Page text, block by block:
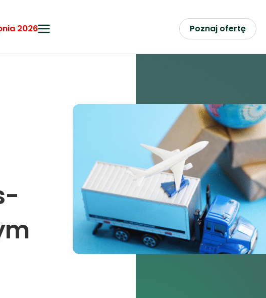
2026 Poznaj ofertę